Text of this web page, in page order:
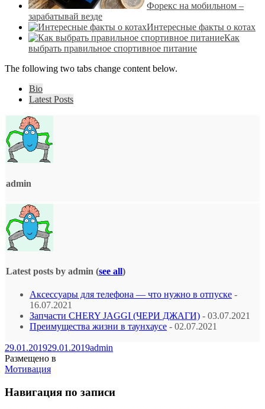
Форекс на мобильном –
зарабатывай везде
Интересные факты о котах
Как
выбрать правильное спортивное питание
The following two tabs change content below.
Bio
Latest Posts
admin
Latest posts by admin (see all)
Аксессуары для телефона — что нужно в отпуске -
16.07.2021
Запчасти CHERY JAGGI (ЧЕРИ ДЖАГИ) - 03.07.2021
Преимущества жизни в таунхаусе - 02.07.2021
29.01.201929.01.2019admin
Размещено в
Мотивация
Навигация по записи